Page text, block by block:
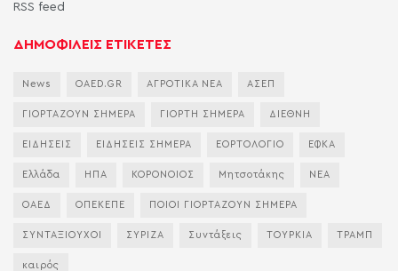
RSS feed
ΔΗΜΟΦΙΛΕΙΣ ΕΤΙΚΕΤΕΣ
News OAED.GR ΑΓΡΟΤΙΚΑ ΝΕΑ ΑΣΕΠ
ΓΙΟΡΤΑΖΟΥΝ ΣΗΜΕΡΑ ΓΙΟΡΤΗ ΣΗΜΕΡΑ ΔΙΕΘΝΗ
ΕΙΔΗΣΕΙΣ ΕΙΔΗΣΕΙΣ ΣΗΜΕΡΑ ΕΟΡΤΟΛΟΓΙΟ ΕΦΚΑ
Ελλάδα ΗΠΑ ΚΟΡΟΝΟΙΟΣ Μητσοτάκης ΝΕΑ
ΟΑΕΔ ΟΠΕΚΕΠΕ ΠΟΙΟΙ ΓΙΟΡΤΑΖΟΥΝ ΣΗΜΕΡΑ
ΣΥΝΤΑΞΙΟΥΧΟΙ ΣΥΡΙΖΑ Συντάξεις ΤΟΥΡΚΙΑ ΤΡΑΜΠ
καιρός